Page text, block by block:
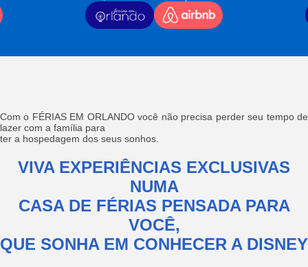
Com o FÉRIAS EM ORLANDO você não precisa perder seu tempo de
lazer com a família para
ter a hospedagem dos seus sonhos.
VIVA EXPERIÊNCIAS EXCLUSIVAS
NUMA
CASA DE FÉRIAS PENSADA PARA
VOCÊ,
QUE SONHA EM CONHECER A DISNEY